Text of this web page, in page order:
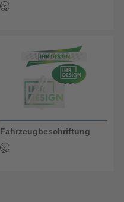
Fahrzeugbeschriftung